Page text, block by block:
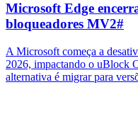
Microsoft Edge
bloqueadores MV2#
A Microsoft começa a
2026, impactando o uBlock
alternativa é migrar para